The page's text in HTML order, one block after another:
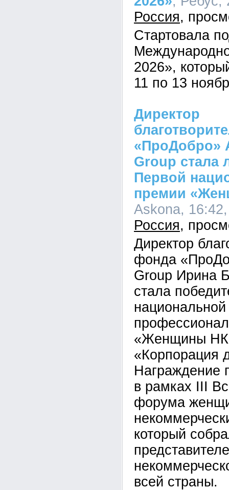
Россия
Стартовала
2026»,
11 по 13
Директор
«ПроДобро»
Group стала
Первой
премии
Askona,
Россия
Директор
фонда
Group Ирина
стала
национальной
«Женщины
«Корпорация
Награждение
в рамках III
форума
который
всей страны.